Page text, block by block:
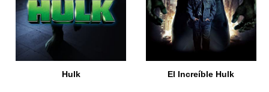
Hulk El Increíble Hulk